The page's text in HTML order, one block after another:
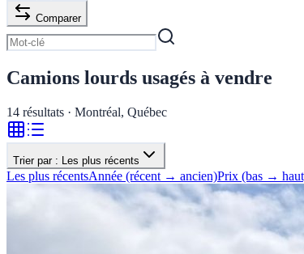
Comparer
Camions lourds usagés à vendre
14 résultats · Montréal, Québec
Trier par : Les plus récents
Les plus récentsAnnée (récent → ancien)Prix (bas →